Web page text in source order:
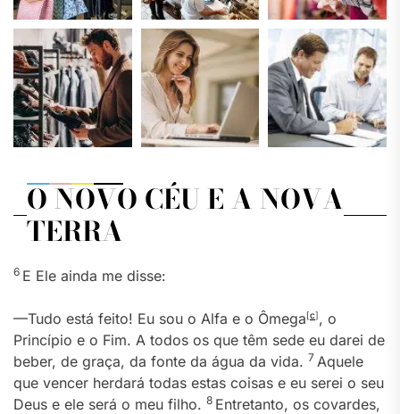
O NOVO CÉU E A NOVA
TERRA
6 E Ele ainda me disse:
—Tudo está feito! Eu sou o Alfa e o Ômega[c], o
Princípio e o Fim. A todos os que têm sede eu darei de
beber, de graça, da fonte da água da vida. 7 Aquele
que vencer herdará todas estas coisas e eu serei o seu
Deus e ele será o meu filho. 8 Entretanto, os covardes,